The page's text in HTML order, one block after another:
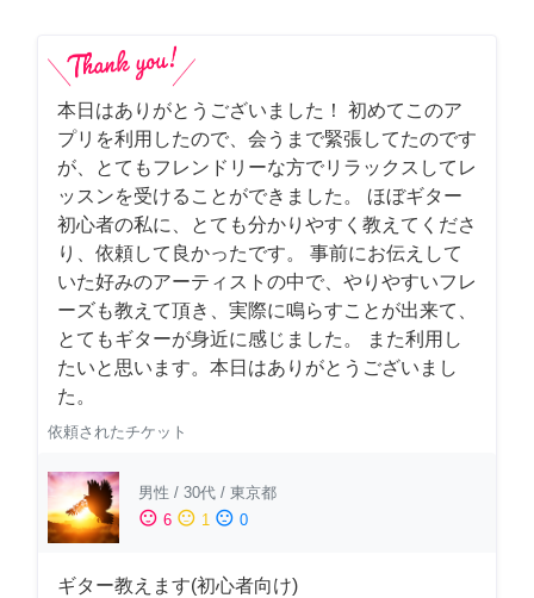
本日はありがとうございました！ 初めてこのア
プリを利用したので、会うまで緊張してたのです
が、とてもフレンドリーな方でリラックスしてレ
ッスンを受けることができました。 ほぼギター
初心者の私に、とても分かりやすく教えてくださ
り、依頼して良かったです。 事前にお伝えして
いた好みのアーティストの中で、やりやすいフレ
ーズも教えて頂き、実際に鳴らすことが出来て、
とてもギターが身近に感じました。 また利用し
たいと思います。本日はありがとうございまし
た。
依頼されたチケット
男性 / 30代 / 東京都
sentiment_satisfied 6 sentiment_neutral 1 sentiment_dissatisfied 0
ギター教えます(初心者向け)